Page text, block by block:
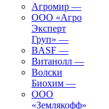
Агромир —
ООО «Агро
Эксперт
Груп» —
BASF —
Витанолл —
Волски
Биохим —
ООО
«Землякофф»